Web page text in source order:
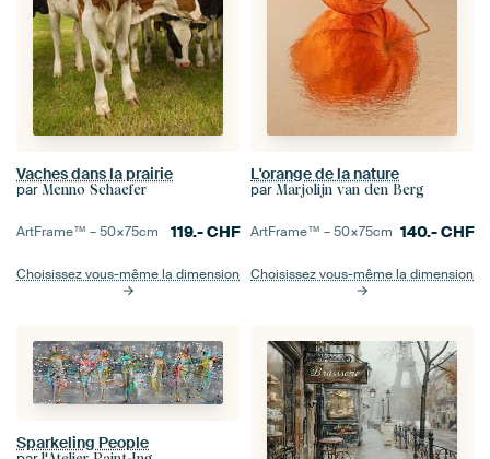
Vaches dans la prairie
par Menno Schaefer
ArtFrame™ –50×75cm 119.-CHF
Choisissez vous-même la dimension
L'orange de la nature
par Marjolijn van den Berg
ArtFrame™ –50×75cm 140.-CHF
Choisissez vous-même la dimension
Sparkeling People